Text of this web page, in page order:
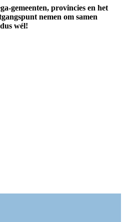
gemeenten, provincies en het
nemen om samen
wél!